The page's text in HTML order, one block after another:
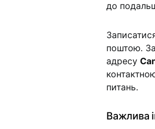
до
поштою.
адресу
питань.
Важлива